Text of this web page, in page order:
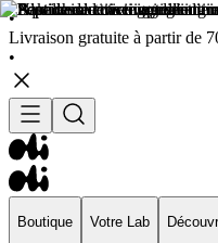
•
Livraison gratuite à partir de
•
Boutique
Votre Lab